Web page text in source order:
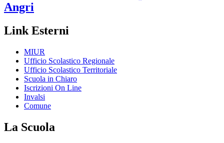
Angri
Link Esterni
MIUR
Ufficio Scolastico Regionale
Ufficio Scolastico Territoriale
Scuola in Chiaro
Iscrizioni On Line
Invalsi
Comune
La Scuola